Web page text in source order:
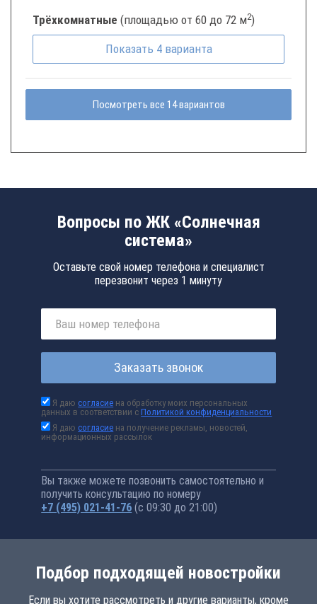
Трёхкомнатные (площадью от 60 до 72 м2)
Показать 4 варианта
Посмотреть все 14 вариантов
Вопросы по ЖК «Солнечная
система»
Оставьте свой номер телефона и специалист
перезвонит через 1 минуту
Заказать звонок
Я даюсогласие на обработку моих персональных
данных в соответствии сПолитикой конфиденциальности
Я даюсогласие на получение рекламы, новостей,
информационных рассылок
Вы также можете позвонить самостоятельно и
получить консультацию по номеру
+7 (495) 021-41-76 (с 09:30 до 21:00)
Подбор подходящей новостройки
Если вы хотите рассмотреть и другие варианты, кроме